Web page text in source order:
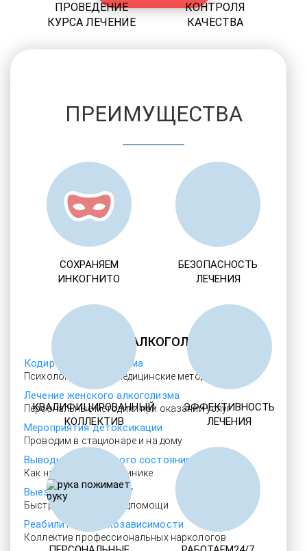
ЛЕЧЕНИЕ АЛКОГОЛИЗМА
Кодировка алкоголизма
Психологические и медицинские методы
Лечение женского алкоголизма
Персональные методики при оказании услуг
Мероприятия детоксикации
Проводим в стационаре и на дому
Выводим из запойного состояния
Как на дому, так и в клинике
Выезд нарколога 24/7
Быстрое прибытие медпомощи
Реабилитация алкозависимости
Коллектив профессиональных наркологов
ПРОВЕДЕНИЕ
КУРСА ЛЕЧЕНИЕ
КОНТРОЛЯ
КАЧЕСТВА
ПРЕИМУЩЕСТВА
СОХРАНЯЕМ
ИНКОГНИТО
БЕЗОПАСНОСТЬ
ЛЕЧЕНИЯ
КВАЛИФИЦИРОВАННЫЙ
КОЛЛЕКТИВ
ЭФФЕКТИВНОСТЬ
ЛЕЧЕНИЯ